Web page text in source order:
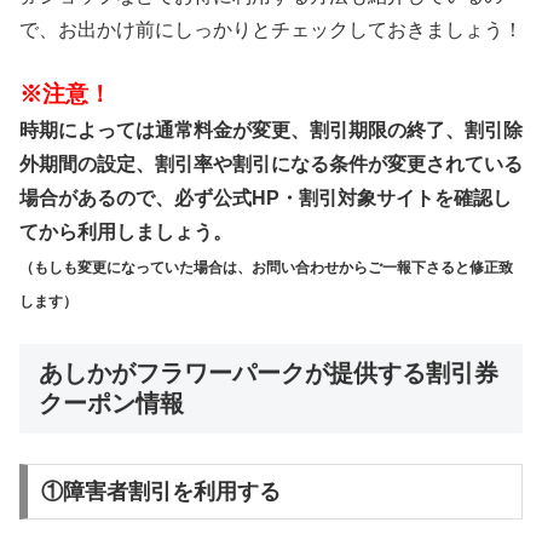
で、お出かけ前にしっかりとチェックしておきましょう！
※注意！
時期によっては通常料金が変更、割引期限の終了、割引除
外期間の設定、割引率や割引になる条件が変更されている
場合があるので、必ず公式HP・割引対象サイトを確認し
てから利用しましょう。
（もしも変更になっていた場合は、お問い合わせからご一報下さると修正致
します）
あしかがフラワーパークが提供する割引券
クーポン情報
①障害者割引を利用する